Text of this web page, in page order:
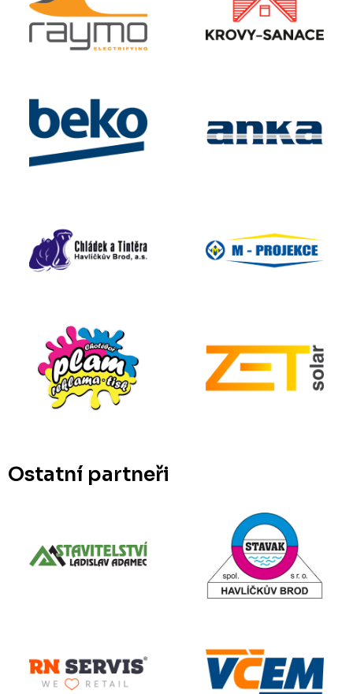
Ostatní partneři